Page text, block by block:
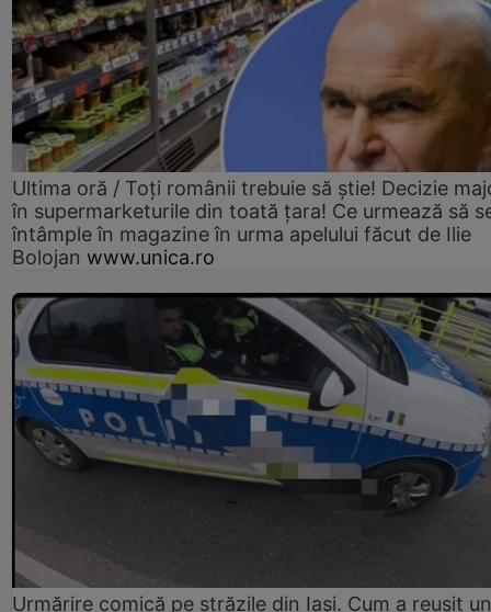
Ultima oră / Toți românii trebuie să știe! Decizie
în supermarketurile din toată țara! Ce urmează să
întâmple în magazine în urma apelului făcut de Ilie
Bolojan www.unica.ro
Urmărire comică pe străzile din Iași. Cum a reușit un